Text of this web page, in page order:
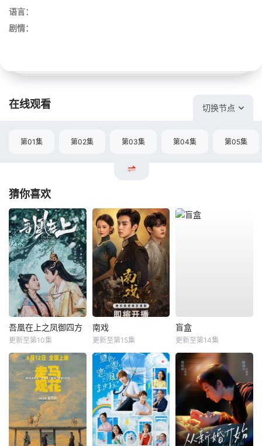
语言：
剧情：
在线观看 切换节点
第01集 第02集 第03集 第04集 第05集
猜你喜欢
吾凰在上之凤御四方
更新至第10集
南戏
更新至第15集
盲盒
更新至第14集